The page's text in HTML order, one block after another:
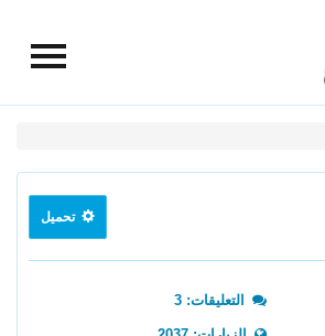
تحميل
التعليقات: 3